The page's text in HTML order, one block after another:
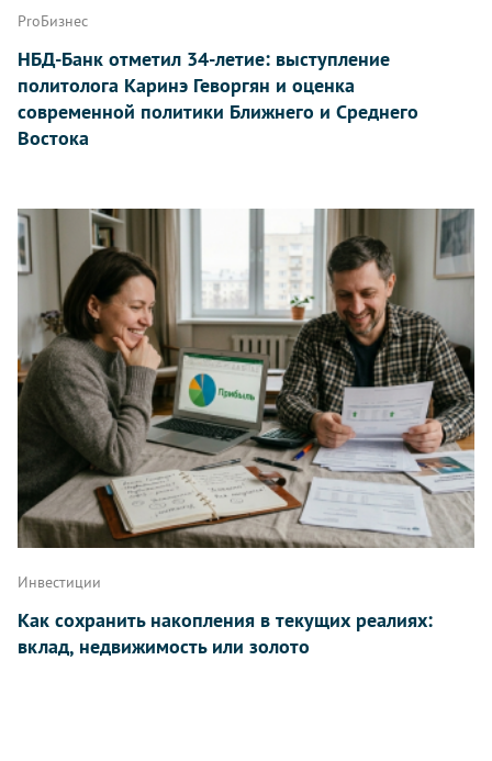
ProБизнес
НБД-Банк отметил 34-летие: выступление
политолога Каринэ Геворгян и оценка
современной политики Ближнего и Среднего
Востока
Инвестиции
Как сохранить накопления в текущих реалиях:
вклад, недвижимость или золото